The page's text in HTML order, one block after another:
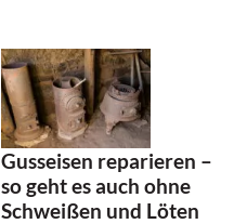
Gusseisen reparieren –
so geht es auch ohne
Schweißen und Löten